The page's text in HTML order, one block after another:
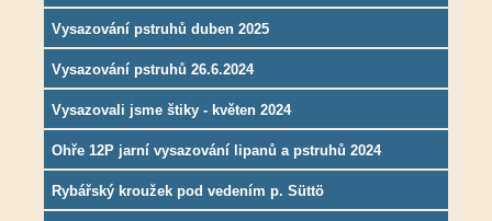
Vysazování pstruhů duben 2025
Vysazování pstruhů 26.6.2024
Vysazovali jsme štiky - květen 2024
Ohře 12P jarní vysazování lipanů a pstruhů 2024
Rybářský kroužek pod vedením p. Süttö